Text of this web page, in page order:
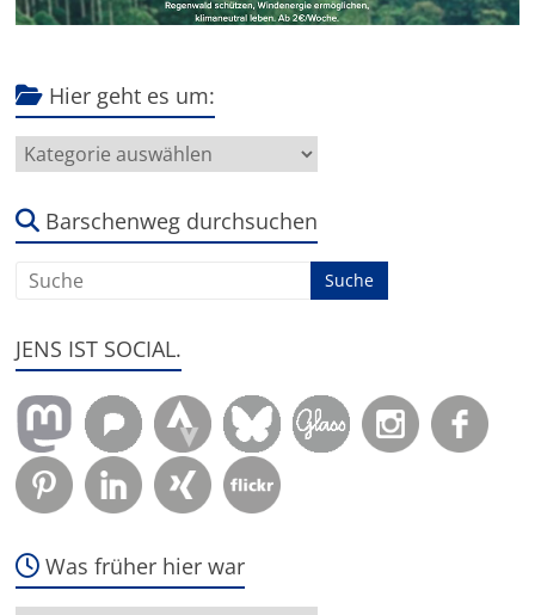
Hier geht es um:
Hier
geht
um:Barschenweg durchsuchen
JENS IST SOCIAL.
Was früher hier war